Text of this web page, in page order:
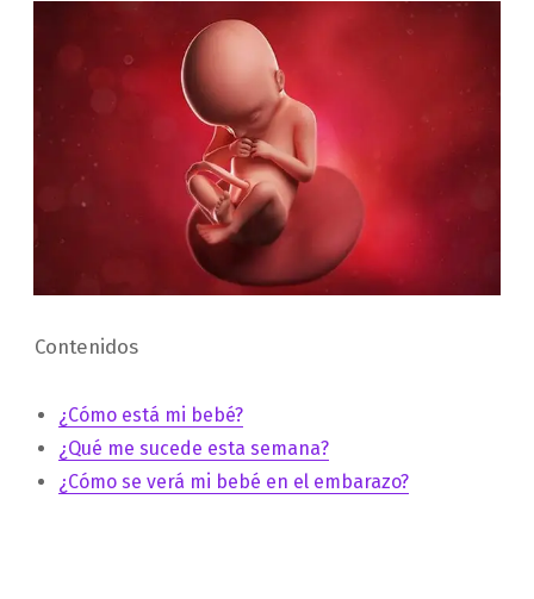
Contenidos
¿Cómo está mi bebé?
¿Qué me sucede esta semana?
¿Cómo se verá mi bebé en el embarazo?